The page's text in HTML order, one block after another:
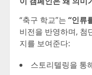
“축구 학교”는 “인류
비전을 반영하며, 첨
지를 보여준다:
스토리텔링을 통